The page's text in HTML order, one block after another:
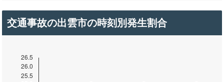
交通事故の出雲市の時刻別発生割合